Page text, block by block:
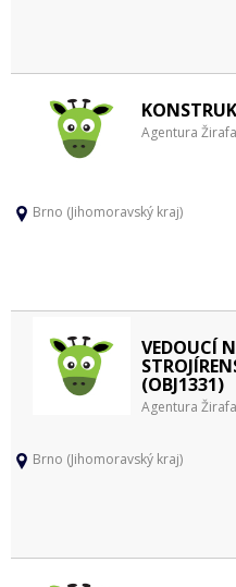
Agentura
Brno (Jihomoravský kraj)
VEDOUCÍ
(OBJ1331)
Agentura
Brno (Jihomoravský kraj)